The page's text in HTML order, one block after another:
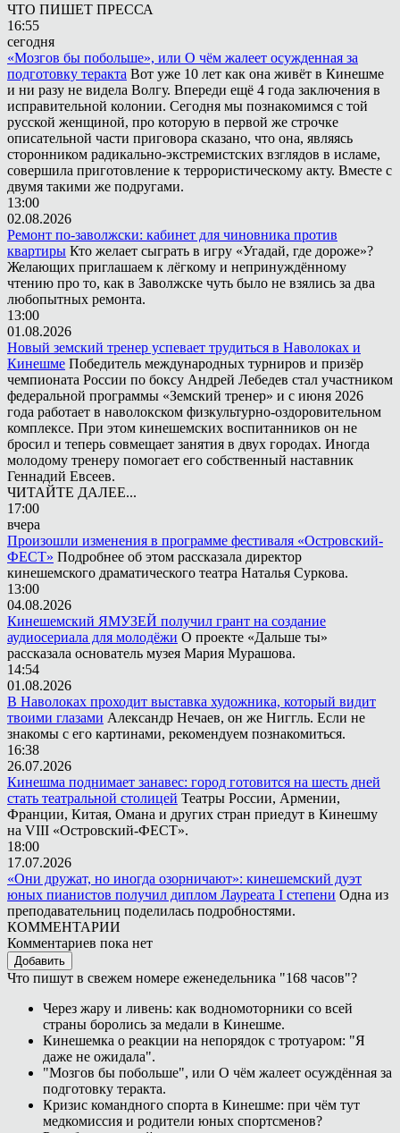
ЧТО ПИШЕТ ПРЕССА
16:55
сегодня
«Мозгов бы побольше», или О чём жалеет осужденная за
подготовку теракта Вот уже 10 лет как она живёт в Кинешме
и ни разу не видела Волгу. Впереди ещё 4 года заключения в
исправительной колонии. Сегодня мы познакомимся с той
русской женщиной, про которую в первой же строчке
описательной части приговора сказано, что она, являясь
сторонником радикально-экстремистских взглядов в исламе,
совершила приготовление к террористическому акту. Вместе с
двумя такими же подругами.
13:00
02.08.2026
Ремонт по-заволжски: кабинет для чиновника против
квартиры Кто желает сыграть в игру «Угадай, где дороже»?
Желающих приглашаем к лёгкому и непринуждённому
чтению про то, как в Заволжске чуть было не взялись за два
любопытных ремонта.
13:00
01.08.2026
Новый земский тренер успевает трудиться в Наволоках и
Кинешме Победитель международных турниров и призёр
чемпионата России по боксу Андрей Лебедев стал участником
федеральной программы «Земский тренер» и с июня 2026
года работает в наволокском физкультурно-оздоровительном
комплексе. При этом кинешемских воспитанников он не
бросил и теперь совмещает занятия в двух городах. Иногда
молодому тренеру помогает его собственный наставник
Геннадий Евсеев.
ЧИТАЙТЕ ДАЛЕЕ...
17:00
вчера
Произошли изменения в программе фестиваля «Островский-
ФЕСТ» Подробнее об этом рассказала директор
кинешемского драматического театра Наталья Суркова.
13:00
04.08.2026
Кинешемский ЯМУЗЕЙ получил грант на создание
аудиосериала для молодёжи О проекте «Дальше ты»
рассказала основатель музея Мария Мурашова.
14:54
01.08.2026
В Наволоках проходит выставка художника, который видит
твоими глазами Александр Нечаев, он же Ниггль. Если не
знакомы с его картинами, рекомендуем познакомиться.
16:38
26.07.2026
Кинешма поднимает занавес: город готовится на шесть дней
стать театральной столицей Театры России, Армении,
Франции, Китая, Омана и других стран приедут в Кинешму
на VIII «Островский-ФЕСТ».
18:00
17.07.2026
«Они дружат, но иногда озорничают»: кинешемский дуэт
юных пианистов получил диплом Лауреата I степени Одна из
преподавательниц поделилась подробностями.
КОММЕНТАРИИ
Комментариев пока нет
Добавить
Что пишут в свежем номере еженедельника "168 часов"?
Через жару и ливень: как водномоторники со всей
страны боролись за медали в Кинешме.
Кинешемка о реакции на непорядок с тротуаром: "Я
даже не ожидала".
"Мозгов бы побольше", или О чём жалеет осуждённая за
подготовку теракта.
Кризис командного спорта в Кинешме: при чём тут
медкомиссия и родители юных спортсменов?